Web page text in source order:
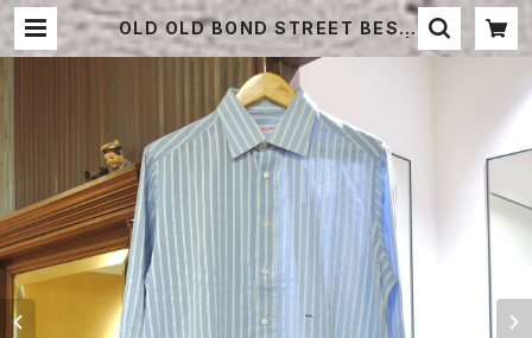
OLD OLD BOND STREET BESP
OKE STRIPE COTTON SHIRT |
STRAYSHEEP ONLINE